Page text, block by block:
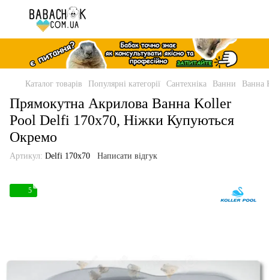
Каталог товарів Популярні категорії Сантехніка Ванни Ванна
Прямокутна Акрилова Ванна Koller
Pool Delfi 170x70, Ніжки Купуються
Окремо
Артикул: Delfi 170x70 Написати відгук
5